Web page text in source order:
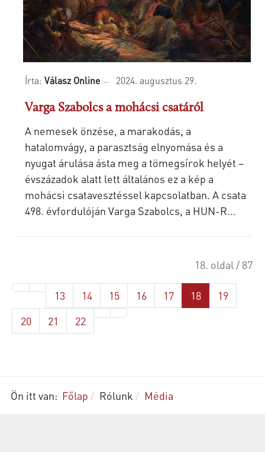
Írta: Válasz Online 2024. augusztus 29.
Varga Szabolcs a mohácsi csatáról
A nemesek önzése, a marakodás, a
hatalomvágy, a parasztság elnyomása és a
nyugat árulása ásta meg a tömegsírok helyét –
évszázadok alatt lett általános ez a kép a
mohácsi csatavesztéssel kapcsolatban. A csata
498. évfordulóján Varga Szabolcs, a HUN-R...
18. oldal / 87
13 14 15 16 17 18
19
20
21 22
Ön itt van: Főlap Rólunk Média